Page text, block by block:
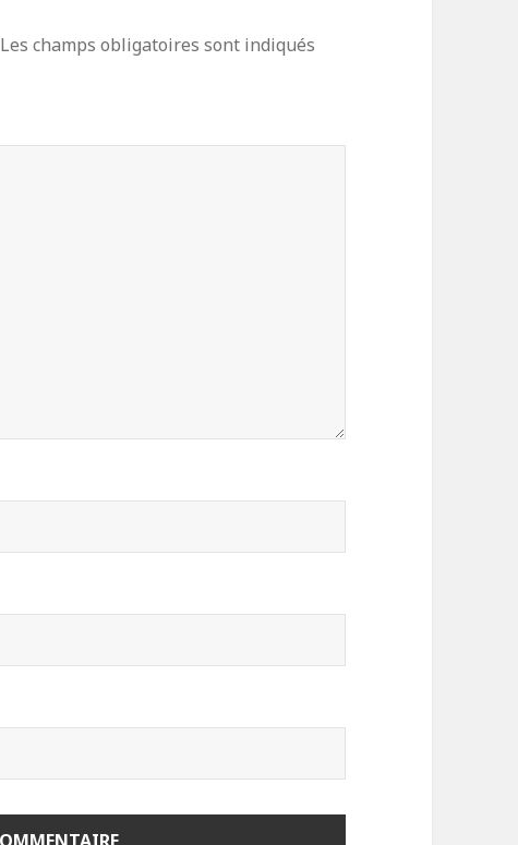
Les champs obligatoires sont indiqués